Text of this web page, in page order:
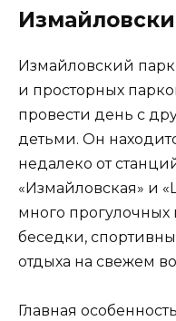
Измайловский
и просторных
провести день с
детьми. Он
недалеко от
«Измайловская» и
много
беседки,
отдыха на свежем
Главная